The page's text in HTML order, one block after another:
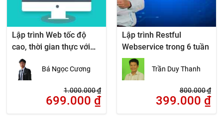
Lập trình Web tốc độ
cao, thời gian thực với
NodeJS
Bá Ngọc Cương
1.000.000₫
699.000 ₫
Lập trình Restful
Webservice trong 6 tuần
Trần Duy Thanh
800.000₫
399.000 ₫